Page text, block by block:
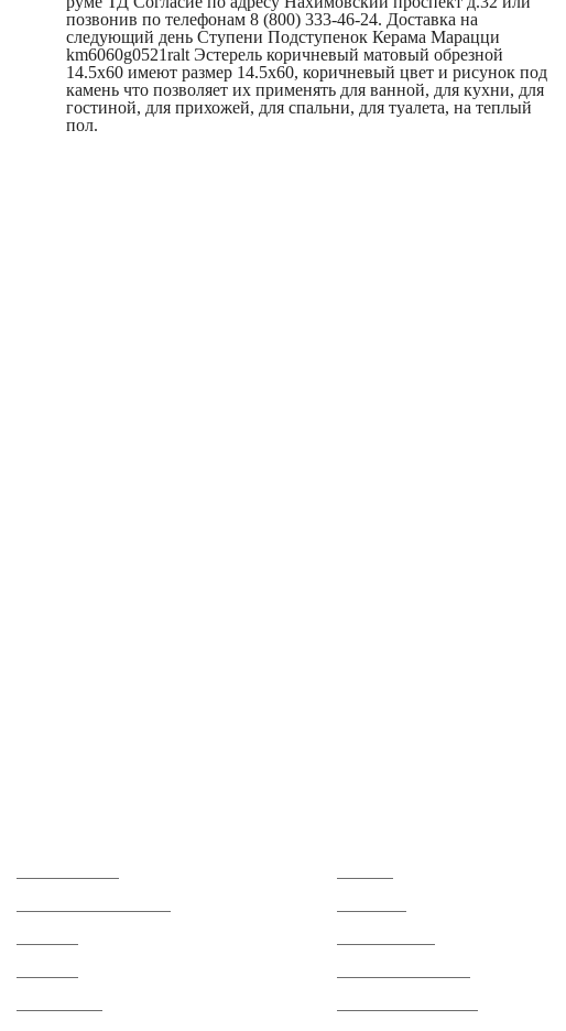
позвонив по телефонам 8 (800) 333-46-24. Доставка на
следующий день Ступени Подступенок Керама Марацци
km6060g0521ralt Эстерель коричневый матовый обрезной
14.5x60 имеют размер 14.5x60, коричневый цвет и рисунок под
камень что позволяет их применять для ванной, для кухни, для
гостиной, для прихожей, для спальни, для туалета, на теплый
пол.